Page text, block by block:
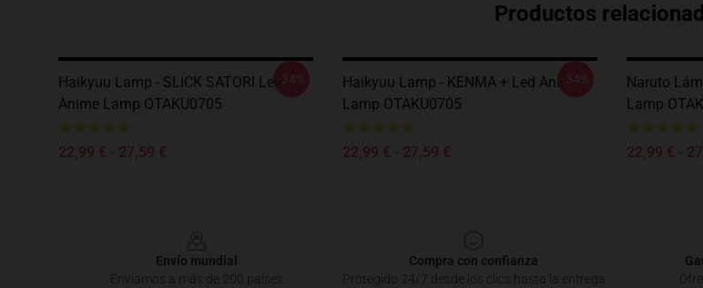
Productos
Haikyuu Lamp - SLICK SATORI Led
Anime Lamp OTAKU0705
22,99 € - 27,59 €
-34%
Haikyuu Lamp - KENMA + Led Anime
Lamp OTAKU0705
22,99 € - 27,59 €
-34%
Naruto
Lamp
22,99 € -
Envío mundial
Enviamos a más de 200 países
Compra con confianza
Protegido 24/7 desde los clics hasta la entrega